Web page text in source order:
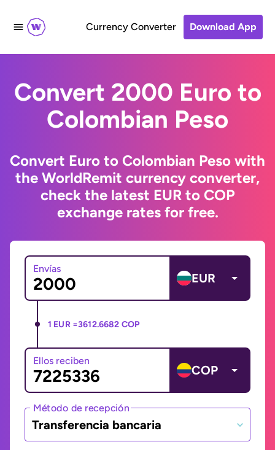
Currency Converter Download App
Convert 2000 Euro to
Colombian Peso
Convert Euro to Colombian Peso with
the WorldRemit currency converter,
check the latest EUR to COP
exchange rates for free.
Envías
EUR
1 EUR =3612.6682 COP
Ellos reciben
COP
Método de recepción
Transferencia bancaria